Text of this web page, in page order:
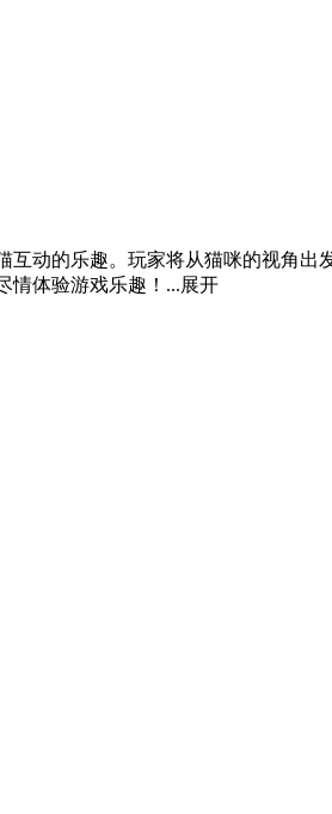
动的乐趣。玩家将从猫咪的视角出
情体验游戏乐趣！...展开